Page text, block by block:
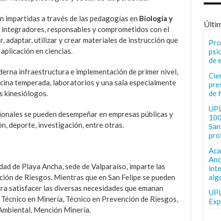
impartidas a través de las pedagogías en Biología y
responsables y comprometidos con el
adaptar, utilizar y crear materiales de instrucción que
en ciencias.
infraestructura e implementación de primer nivel,
temperada, laboratorios y una sala especialmente
kinesiólogos.
se pueden desempeñar en empresas públicas y
deporte, investigación, entre otras.
de Playa Ancha, sede de Valparaíso, imparte las
de Riesgos. Mientras que en San Felipe se pueden
satisfacer las diversas necesidades que emanan
en Minería, Técnico en Prevención de Riesgos,
Mención Minería.
de
de